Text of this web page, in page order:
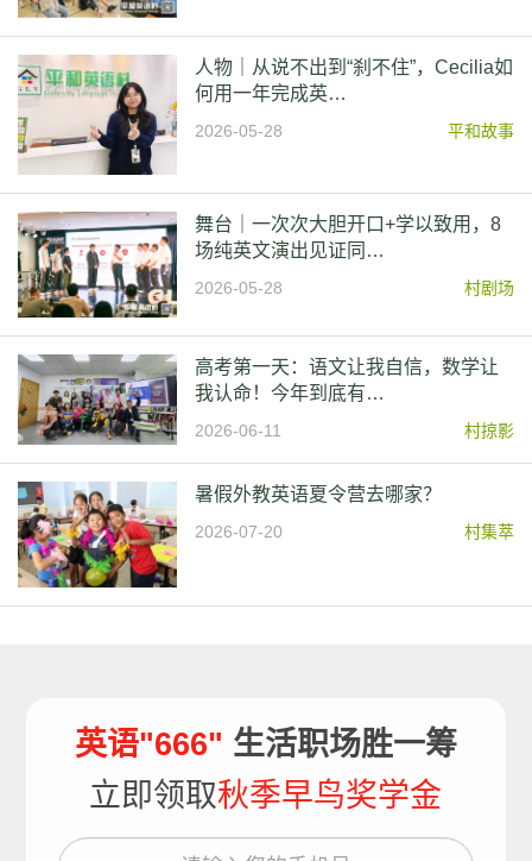
人物｜从说不出到“刹不住”，Cecilia如
何用一年完成英…
2026-05-28 平和故事
舞台｜一次次大胆开口+学以致用，8
场纯英文演出见证同…
2026-05-28 村剧场
高考第一天：语文让我自信，数学让
我认命！今年到底有…
2026-06-11 村掠影
暑假外教英语夏令营去哪家？
2026-07-20 村集萃
英语"666" 生活职场胜一筹
立即领取秋季早鸟奖学金